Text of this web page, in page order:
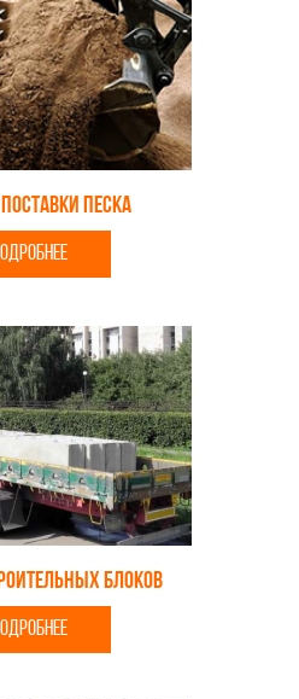
песка
блоков